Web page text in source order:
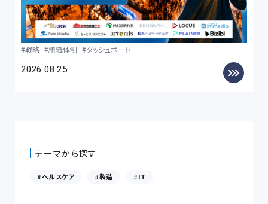
戦略 組織体制 ダッシュボード
2026.08.25
テーマから探す
ヘルスケア 製造 IT